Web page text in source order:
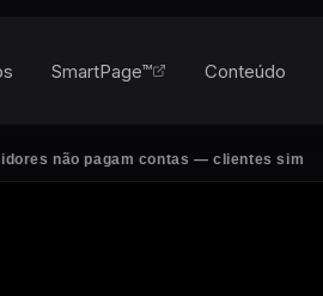
pagam contas — clientes sim
SmartPage™ Conteúdo